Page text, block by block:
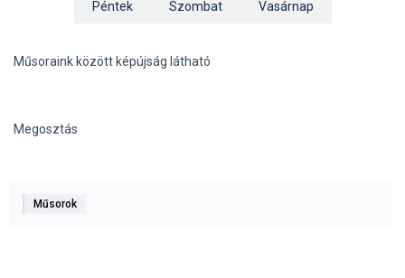
Péntek Szombat Vasárnap
Műsoraink között képújság látható
Megosztás
Műsorok